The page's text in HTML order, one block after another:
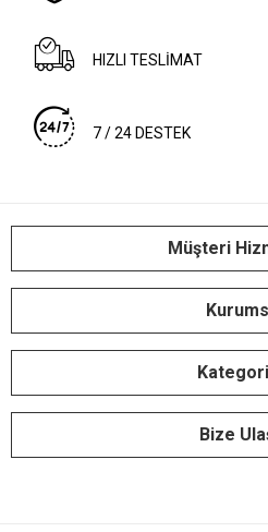
HIZLI TESLİMAT
7 / 24 DESTEK
Müşteri
Bize